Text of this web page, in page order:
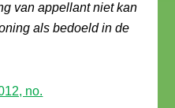
van appellant niet kan
als bedoeld in de
no.